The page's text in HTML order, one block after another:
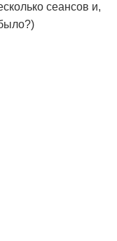
сеансов и,